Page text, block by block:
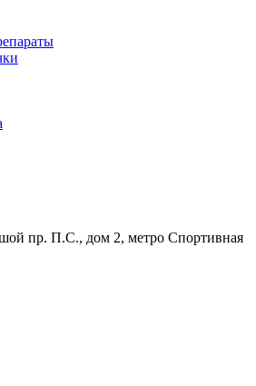
пр. П.С., дом 2, метро Спортивная